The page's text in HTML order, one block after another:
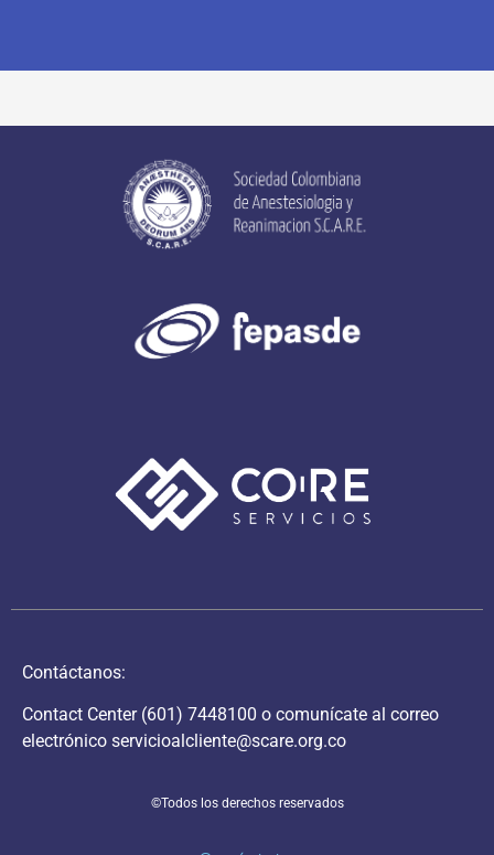
Contáctanos:
Contact Center (601) 7448100 o comunícate al correo
electrónico servicioalcliente@scare.org.co
©Todos los derechos reservados